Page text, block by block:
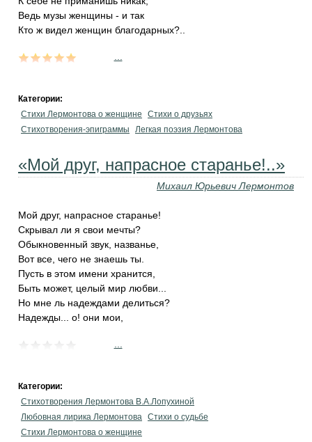
Ведь музы женщины - и так
Кто ж видел женщин благодарных?..
Категории:
Стихи Лермонтова о женщине
Стихи о друзьях
Стихотворения-эпиграммы
Легкая поэзия Лермонтова
«Мой друг, напрасное старанье!..»
Михаил Юрьевич Лермонтов
Мой друг, напрасное старанье!
Скрывал ли я свои мечты?
Обыкновенный звук, названье,
Вот все, чего не знаешь ты.
Пусть в этом имени хранится,
Быть может, целый мир любви...
Но мне ль надеждами делиться?
Надежды... о! они мои,
Категории:
Стихотворения Лермонтова В.А.Лопухиной
Любовная лирика Лермонтова Стихи о судьбе
Стихи Лермонтова о женщине